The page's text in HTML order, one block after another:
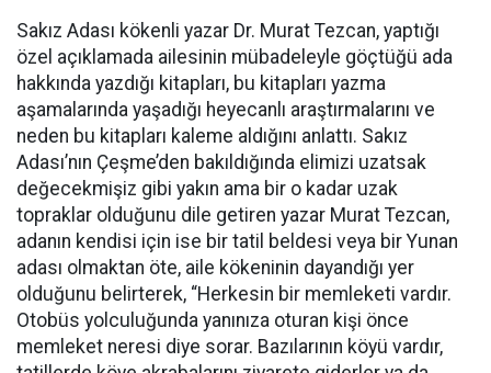
Sakız Adası kökenli yazar Dr. Murat Tezcan, yaptığı
özel açıklamada ailesinin mübadeleyle göçtüğü ada
hakkında yazdığı kitapları, bu kitapları yazma
aşamalarında yaşadığı heyecanlı araştırmalarını ve
neden bu kitapları kaleme aldığını anlattı. Sakız
Adası’nın Çeşme’den bakıldığında elimizi uzatsak
değecekmişiz gibi yakın ama bir o kadar uzak
topraklar olduğunu dile getiren yazar Murat Tezcan,
adanın kendisi için ise bir tatil beldesi veya bir Yunan
adası olmaktan öte, aile kökeninin dayandığı yer
olduğunu belirterek, “Herkesin bir memleketi vardır.
Otobüs yolculuğunda yanınıza oturan kişi önce
memleket neresi diye sorar. Bazılarının köyü vardır,